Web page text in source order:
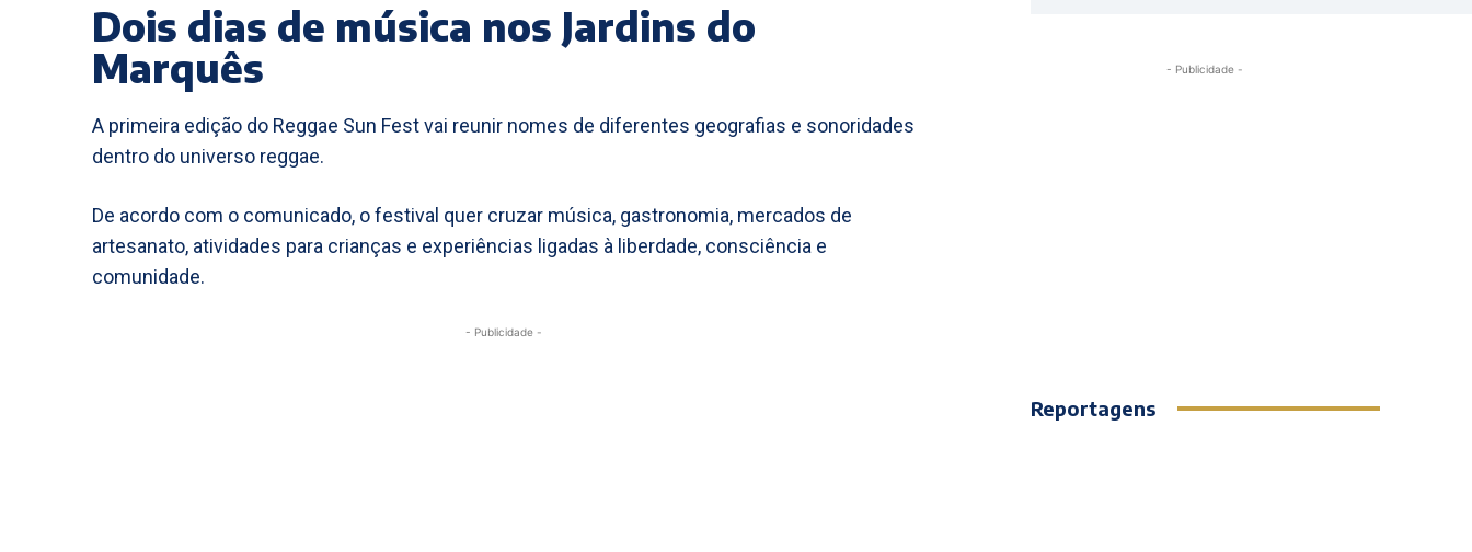
Dois dias de música nos Jardins do
Marquês
A primeira edição do Reggae Sun Fest vai reunir nomes de diferentes geografias e sonoridades
dentro do universo reggae.
De acordo com o comunicado, o festival quer cruzar música, gastronomia, mercados de
artesanato, atividades para crianças e experiências ligadas à liberdade, consciência e
comunidade.
- Publicidade -
- Publicidade -
Reportagens